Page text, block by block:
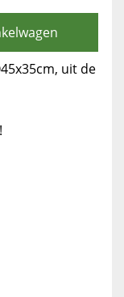
uit de